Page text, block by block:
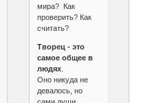
мира? Как
проверить? Как
считать?
Творец - это
самое общее в
людях.
Оно никуда не
девалось, но